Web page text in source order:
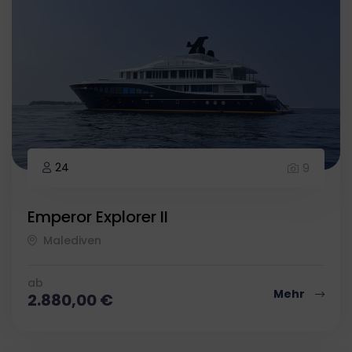
24 9
Emperor Explorer II
Malediven
ab
2.880,00€ Mehr